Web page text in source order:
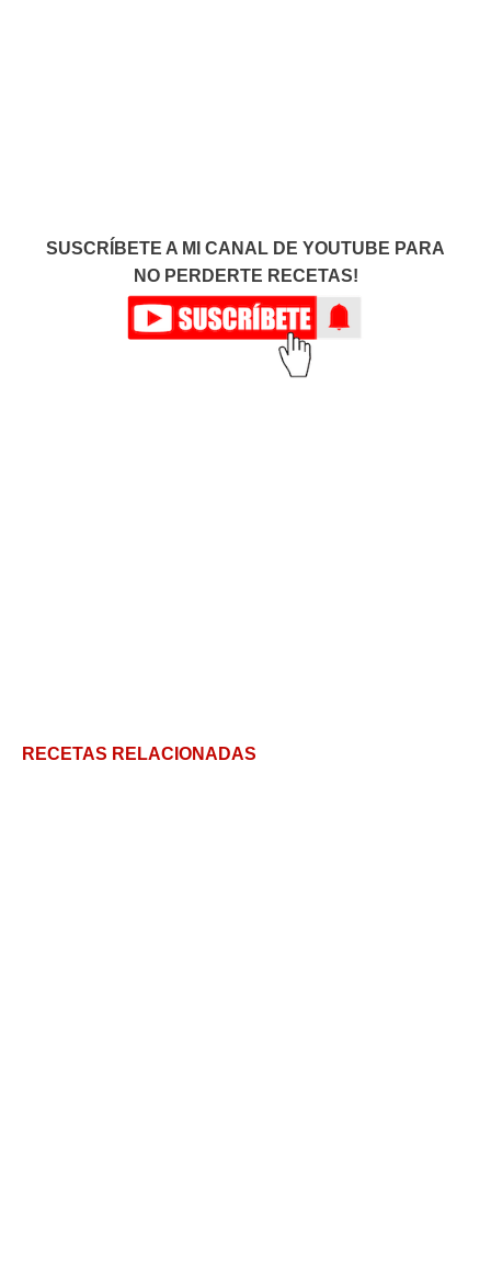
SUSCRÍBETE A MI CANAL DE YOUTUBE PARA
NO PERDERTE RECETAS!
RECETAS RELACIONADAS